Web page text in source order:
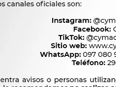
TOYOTA HILUX
LB86 2.8D -
$6.942